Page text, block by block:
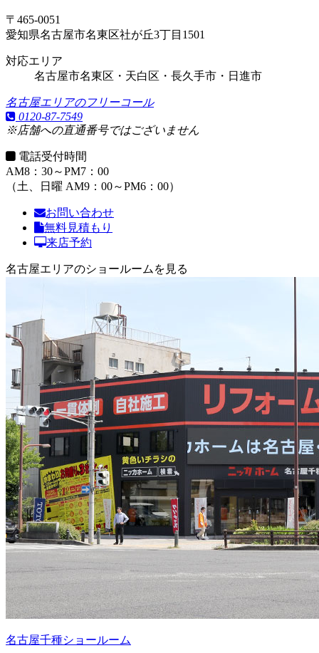
〒465-0051
愛知県名古屋市名東区社が丘3丁目1501
対応エリア
名古屋市名東区・天白区・長久手市・日進市
名古屋エリアのフリーコール
0120-87-7549
※店舗への直通番号ではございません
電話受付時間
AM8：30～PM7：00
（土、日曜 AM9：00～PM6：00）
お問い合わせ
無料見積もり
来店予約
名古屋エリアのショールームを見る
名古屋千種ショールーム